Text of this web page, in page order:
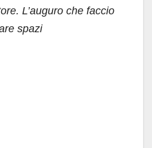
L’auguro che faccio
spazi